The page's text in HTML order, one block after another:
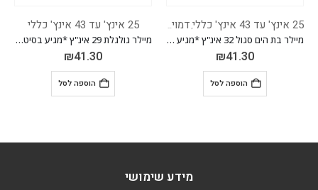
מיילר בת הים סגול 32 אינ"ץ *מגיע בסיטונאות חבילה של 5 יח'*
25 אינץ' עד 43 אינץ' כללי
מיילר גולגלת 29 אינ"ץ *מגיע בסיטונאות חבילה של 5 יח'*
41.30
הוספה לסל
25 אינץ' עד 43 אינץ' כללי
23.60
הוספה לסל
מידע שימושי